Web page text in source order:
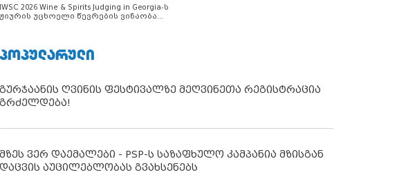
IWSC 2026 Wine & Spirits Judging in Georgia-ს
ჟიურის უცხოელი წევრების ვინაობა
ᲞᲝᲞᲣᲚᲐᲠᲣᲚᲘ
გურჯაანის ღვინის ფესტივალზე მეღვინეთა რეგისტრაცია
გრძელდება!
მზეს ვერ დაემალები - PSP-ს საზაფხულო კამპანია მზისგან
დაცვის აუცილებლობას გვახსენებს